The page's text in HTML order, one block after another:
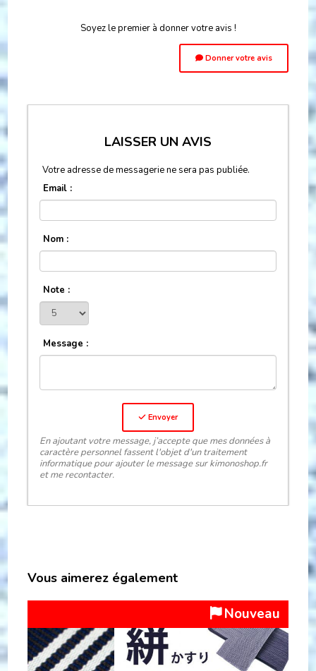
Soyez le premier à donner votre avis !
Donner votre avis
LAISSER UN AVIS
Votre adresse de messagerie ne sera pas publiée.
Email :
Nom :
Note :
Message :
Envoyer
En ajoutant votre message, j’accepte que mes données à
caractère personnel fassent l'objet d'un traitement
informatique pour ajouter le message sur kimonoshop.fr
et me recontacter.
Vous aimerez également